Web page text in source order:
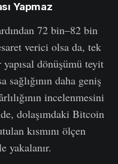
Yapmaz
72 bin–82 bin
verici olsa da, tek
dönüşümü teyit
daha geniş
incelenmesini
dolaşımdaki Bitcoin
kısmını ölçen
yakalanır.